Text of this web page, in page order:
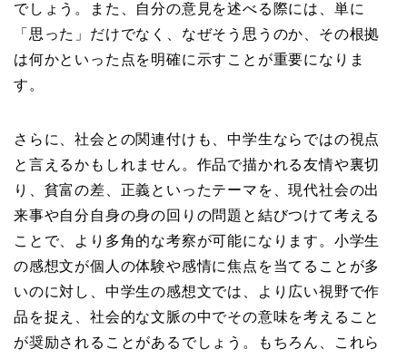
でしょう。また、自分の意見を述べる際には、単に
「思った」だけでなく、なぜそう思うのか、その根拠
は何かといった点を明確に示すことが重要になりま
す。
さらに、社会との関連付けも、中学生ならではの視点
と言えるかもしれません。作品で描かれる友情や裏切
り、貧富の差、正義といったテーマを、現代社会の出
来事や自分自身の身の回りの問題と結びつけて考える
ことで、より多角的な考察が可能になります。小学生
の感想文が個人の体験や感情に焦点を当てることが多
いのに対し、中学生の感想文では、より広い視野で作
品を捉え、社会的な文脈の中でその意味を考えること
が奨励されることがあるでしょう。もちろん、これら